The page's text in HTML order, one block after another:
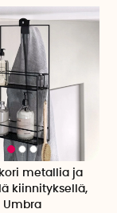
metallia ja
kiinnityksellä,
Umbra